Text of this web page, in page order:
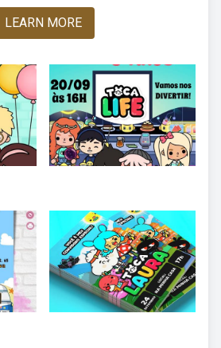
LEARN MORE